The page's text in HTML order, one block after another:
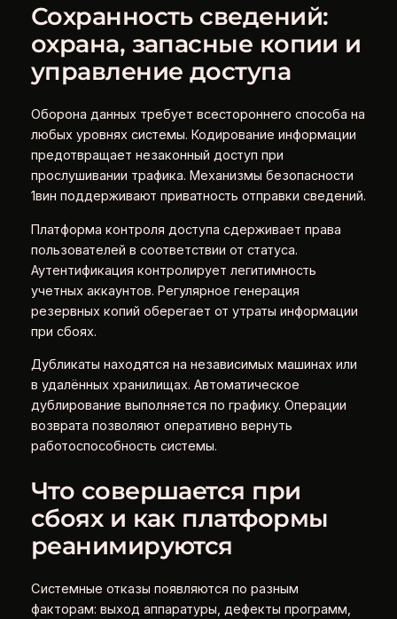
Сохранность сведений:
охрана, запасные копии и
управление доступа
Оборона данных требует всестороннего способа на
любых уровнях системы. Кодирование информации
предотвращает незаконный доступ при
прослушивании трафика. Механизмы безопасности
1вин поддерживают приватность отправки сведений.
Платформа контроля доступа сдерживает права
пользователей в соответствии от статуса.
Аутентификация контролирует легитимность
учетных аккаунтов. Регулярное генерация
резервных копий оберегает от утраты информации
при сбоях.
Дубликаты находятся на независимых машинах или
в удалённых хранилищах. Автоматическое
дублирование выполняется по графику. Операции
возврата позволяют оперативно вернуть
работоспособность системы.
Что совершается при
сбоях и как платформы
реанимируются
Системные отказы появляются по разным
факторам: выход аппаратуры, дефекты программ,